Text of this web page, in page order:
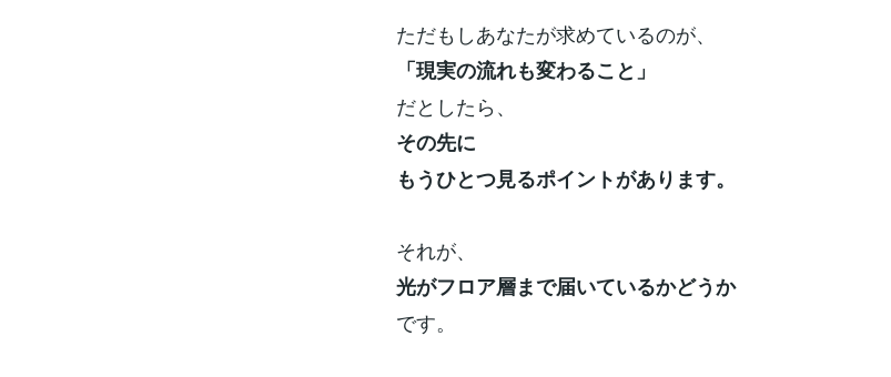
ただもしあなたが求めているのが、
「現実の流れも変わること」
だとしたら、
その先に
もうひとつ見るポイントがあります。
それが、
光がフロア層まで届いているかどうか
です。